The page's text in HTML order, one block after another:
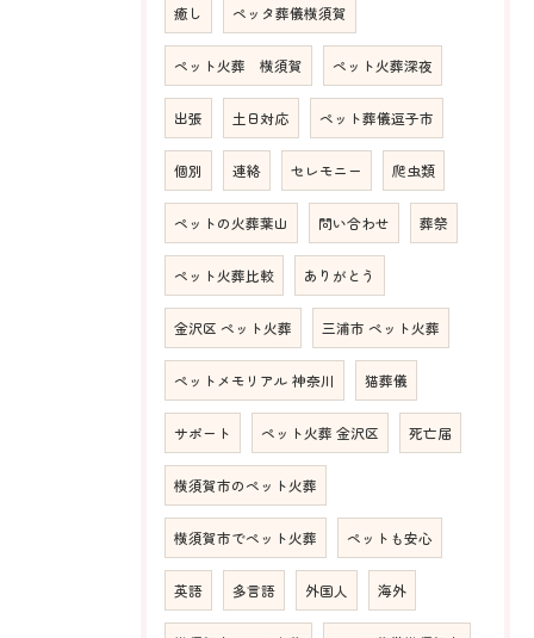
癒し ペッタ葬儀横須賀
ペット火葬 横須賀 ペット火葬深夜
出張 土日対応 ペット葬儀逗子市
個別 連絡 セレモニー 爬虫類
ペットの火葬葉山 問い合わせ 葬祭
ペット火葬比較 ありがとう
金沢区 ペット火葬 三浦市 ペット火葬
ペットメモリアル 神奈川 猫葬儀
サポート ペット火葬 金沢区 死亡届
横須賀市のペット火葬
横須賀市でペット火葬 ペットも安心
英語 多言語 外国人 海外